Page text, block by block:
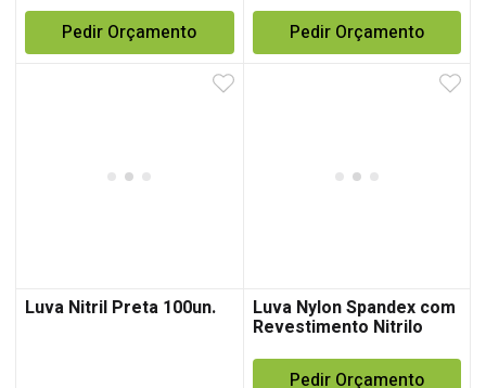
Pedir Orçamento Pedir Orçamento
Luva Nitril Preta 100un. Luva Nylon Spandex com
Revestimento Nitrilo
Pedir Orçamento